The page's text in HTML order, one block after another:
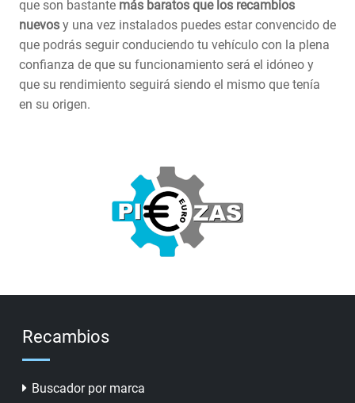
que son bastante más baratos que los recambios
nuevos y una vez instalados puedes estar convencido de
que podrás seguir conduciendo tu vehículo con la plena
confianza de que su funcionamiento será el idóneo y
que su rendimiento seguirá siendo el mismo que tenía
en su origen.
Recambios
Buscador por marca